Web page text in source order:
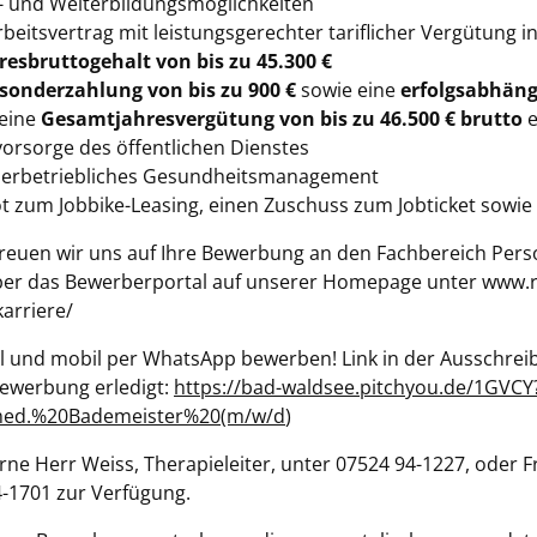
mit leistungsgerechter tariflicher Vergütung
von bis zu 45.300 €
von bis zu 900 €sowie eine
Gesamtjahresvergütung von bis zu 46.500 € brutto
des öffentlichen Dienstes
Gesundheitsmanagement
zum Jobbike-Leasing, einen Zuschuss zum Jobticket
wir uns auf Ihre Bewerbung an den Fachbereich
das Bewerberportal auf unserer Homepage unter
mobil per WhatsApp bewerben! Link in der
erledigt: https://bad-waldsee.pitchyou.de/
w/d)
Herr Weiss, Therapieleiter, unter 07524 94-1227, oder
1701 zur Verfügung.